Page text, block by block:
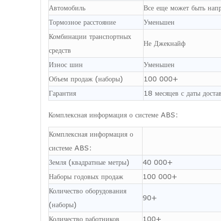
Автомобиль
Все еще может быть
Тормозное расстояние
Уменьшен
Комбинации транспортных
средств
Не Джекнайф
Износ шин
Уменьшен
Объем продаж (наборы)
100 000+
Гарантия
18 месяцев с даты
Комплексная информация о системе ABS:
Комплексная информация о
системе ABS:
Земля (квадратные метры)
40 000+
Наборы годовых продаж
100 000+
Количество оборудования
(наборы)
90+
Количество работников
100+